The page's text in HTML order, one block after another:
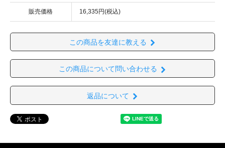
販売価格 16,335円(税込)
この商品を友達に教える
この商品について問い合わせる
返品について